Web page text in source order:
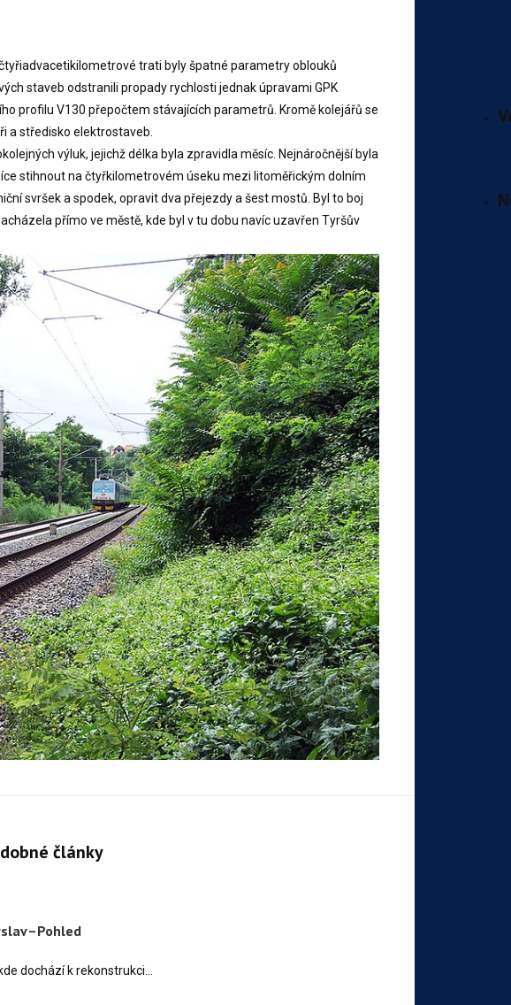
trati byly špatné parametry oblouků
staveb odstranili propady rychlosti jednak úpravami GPK
profilu V130 přepočtem stávajících parametrů. Kromě kolejářů se
a středisko elektrostaveb.
výluk, jejichž délka byla zpravidla měsíc. Nejnáročnější byla
stihnout na čtyřkilometrovém úseku mezi litoměřickým dolním
svršek a spodek, opravit dva přejezdy a šest mostů. Byl to boj
přímo ve městě, kde byl v tu dobu navíc uzavřen Tyršův
články
dochází k rekonstrukci…